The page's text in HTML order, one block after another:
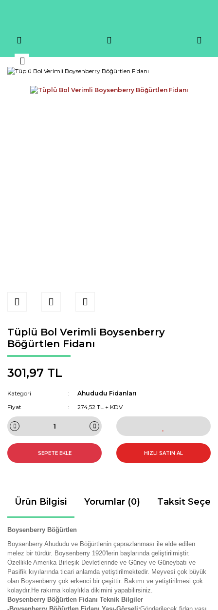
Tüplü Bol Verimli Boysenberry
Böğürtlen Fidanı
301,97 TL
Kategori
Ahududu Fidanları
Fiyat
274,52 TL + KDV
SEPETE EKLE HIZLI SATIN AL
Ürün Bilgisi Yorumlar (0) Taksit
Boysenberry Böğürtlen
Boysenberry Ahududu ve Böğürtlenin çaprazlanması ile elde edilen
melez bir türdür. Boysenberry 1920'lerin başlarında geliştirilmiştir.
Özellikle Amerika Birleşik Devletlerinde ve Güney ve Güneybatı ve
Pasifik kıyılarında ticari anlamda yetiştirilmektedir. Meyvesi çok büyük
olan Boysenberry çok erkenci bir çeşittir. Bakımı ve yetiştirilmesi çok
kolaydır.He rakıma kolaylıkla dikimini yapabilirsiniz.
Boysenberry Böğürtlen Fidanı Teknik Bilgiler